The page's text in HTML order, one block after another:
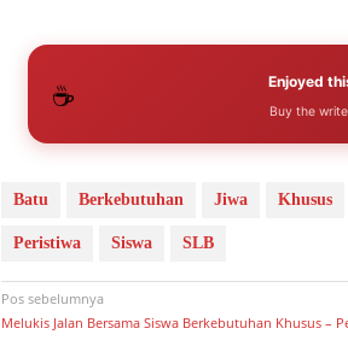
☕ Enjoyed
Buy the
Batu Berkebutuhan Jiwa Khusus
Peristiwa Siswa SLB
Navigasi
Pos sebelumnya
Melukis Jalan Bersama Siswa Berkebutuhan Khusus –